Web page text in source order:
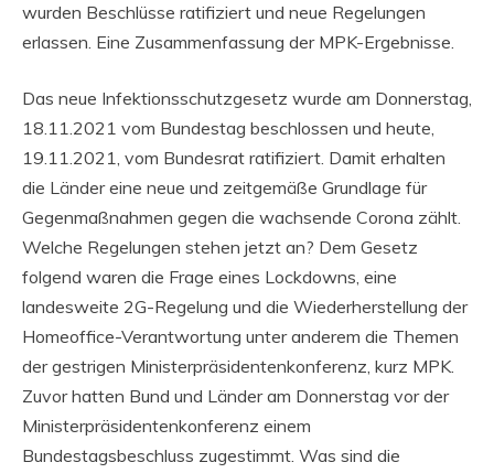
wurden Beschlüsse ratifiziert und neue Regelungen
erlassen. Eine Zusammenfassung der MPK-Ergebnisse.
Das neue Infektionsschutzgesetz wurde am Donnerstag,
18.11.2021 vom Bundestag beschlossen und heute,
19.11.2021, vom Bundesrat ratifiziert. Damit erhalten
die Länder eine neue und zeitgemäße Grundlage für
Gegenmaßnahmen gegen die wachsende Corona zählt.
Welche Regelungen stehen jetzt an? Dem Gesetz
folgend waren die Frage eines Lockdowns, eine
landesweite 2G-Regelung und die Wiederherstellung der
Homeoffice-Verantwortung unter anderem die Themen
der gestrigen Ministerpräsidentenkonferenz, kurz MPK.
Zuvor hatten Bund und Länder am Donnerstag vor der
Ministerpräsidentenkonferenz einem
Bundestagsbeschluss zugestimmt. Was sind die